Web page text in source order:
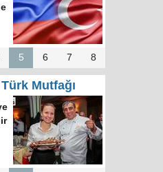
5 6 7 8
Mutfağı